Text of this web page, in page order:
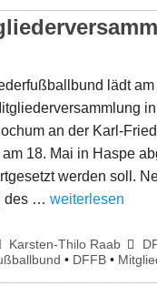
lädt
an der Karl-
18. Mai in Haspe
werden soll.
des … weiterlesen
Karsten-Thilo Raab
• DFFB •